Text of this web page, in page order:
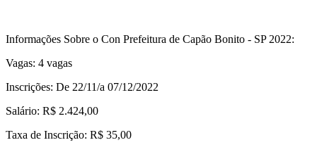
Informações Sobre o Con Prefeitura de Capão Bonito - SP 2022:
Vagas: 4 vagas
Inscrições: De 22/11/a 07/12/2022
Salário: R$ 2.424,00
Taxa de Inscrição: R$ 35,00